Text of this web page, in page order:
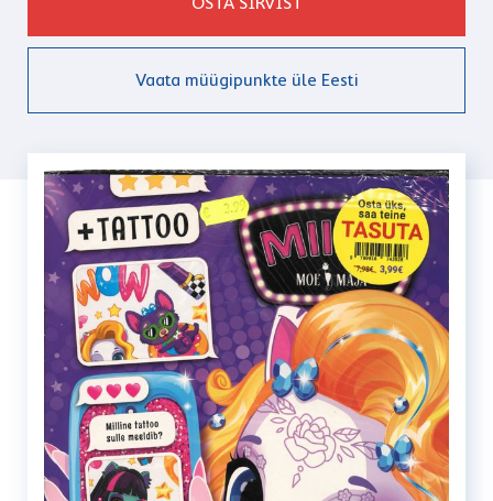
Vaata müügipunkte üle Eesti